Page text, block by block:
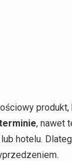
, nawet
hotelu.